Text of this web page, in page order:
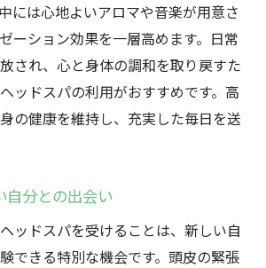
には心地よいアロマや音楽が用意さ
ーション効果を一層高めます。日常
され、心と身体の調和を取り戻すた
ッドスパの利用がおすすめです。高
の健康を維持し、充実した毎日を送
自分との出会い
ッドスパを受けることは、新しい自
できる特別な機会です。頭皮の緊張